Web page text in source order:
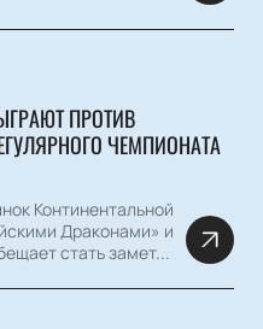
ПРОТИВ
ЧЕМПИОНАТА
Континентальной
Драконами» и
стать замет...